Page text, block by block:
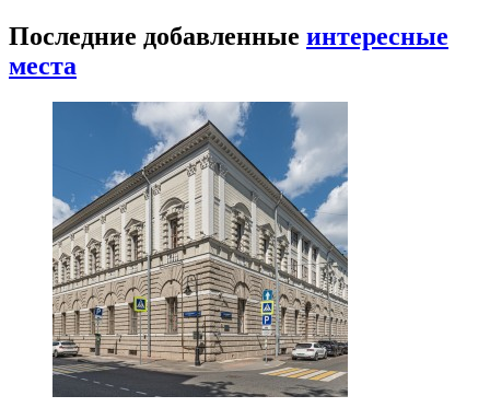
Последние добавленные интересные
места